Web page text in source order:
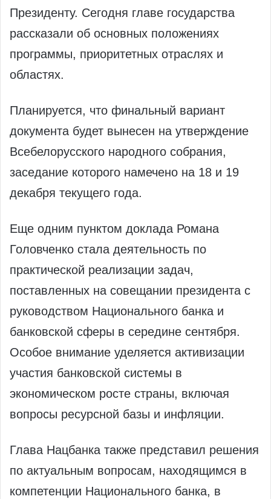
Президенту. Сегодня главе государства
рассказали об основных положениях
программы, приоритетных отраслях и
областях.
Планируется, что финальный вариант
документа будет вынесен на утверждение
Всебелорусского народного собрания,
заседание которого намечено на 18 и 19
декабря текущего года.
Еще одним пунктом доклада Романа
Головченко стала деятельность по
практической реализации задач,
поставленных на совещании президента с
руководством Национального банка и
банковской сферы в середине сентября.
Особое внимание уделяется активизации
участия банковской системы в
экономическом росте страны, включая
вопросы ресурсной базы и инфляции.
Глава Нацбанка также представил решения
по актуальным вопросам, находящимся в
компетенции Национального банка, в